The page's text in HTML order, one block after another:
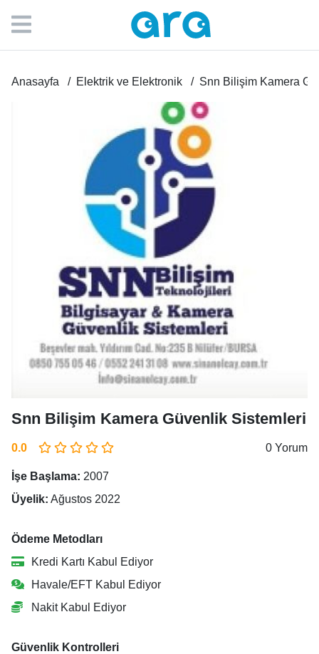
Anasayfa Elektrik ve Elektronik Snn Bilişim Kamera
Snn Bilişim Kamera Güvenlik Sistemleri
0.0 0 Yorum
İşe Başlama: 2007
Üyelik: Ağustos 2022
Ödeme Metodları
Kredi Kartı Kabul Ediyor
Havale/EFT Kabul Ediyor
Nakit Kabul Ediyor
Güvenlik Kontrolleri